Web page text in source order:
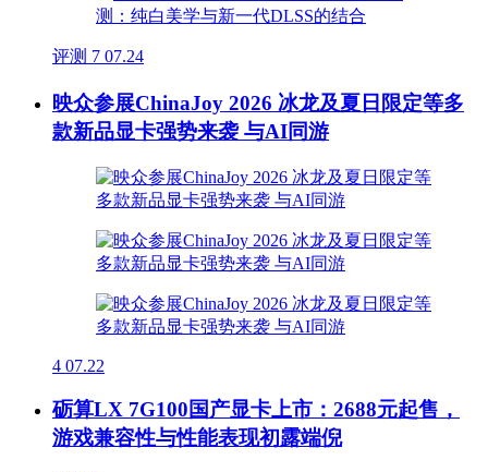
评测 7 07.24
映众参展ChinaJoy 2026 冰龙及夏日限定等多
款新品显卡强势来袭 与AI同游
4 07.22
砺算LX 7G100国产显卡上市：2688元起售，
游戏兼容性与性能表现初露端倪